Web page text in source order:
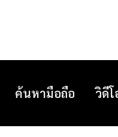
ค้นหามือถือ วิดีโ